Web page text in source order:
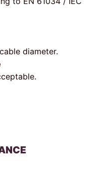
diameter.